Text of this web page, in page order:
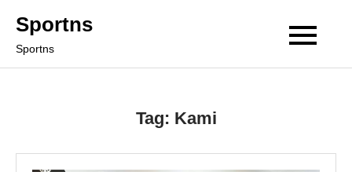
content
Sportns
Sportns
Tag: Kami